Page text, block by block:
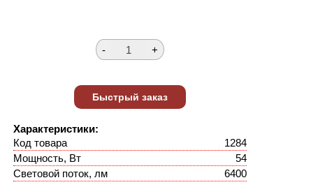
Характеристики:
Код товара
1284
Мощность, Вт
54
Световой поток, лм
6400